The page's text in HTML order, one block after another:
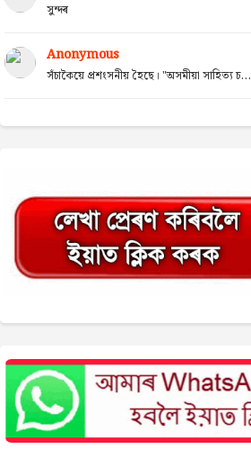
সুন্দৰ
Anonymous
সঁচাকৈয়ে প্ৰশংসনীয় হৈছে। "অসমীয়া সাহিত্য চ...